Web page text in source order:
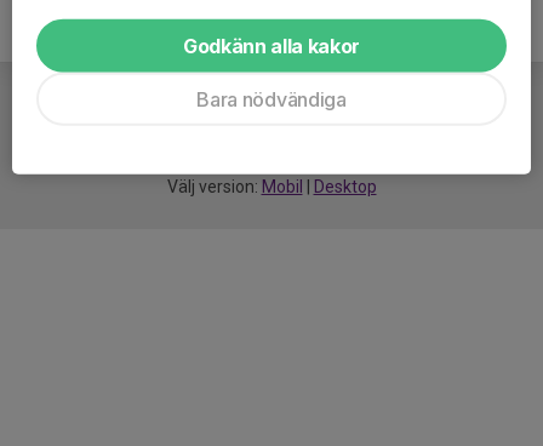
Välj version: Mobil Desktop
Godkänn alla kakor
Bara nödvändiga